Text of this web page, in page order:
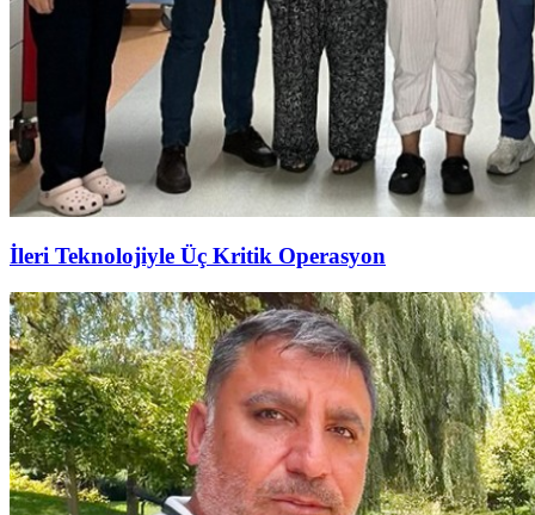
İleri Teknolojiyle Üç Kritik Operasyon